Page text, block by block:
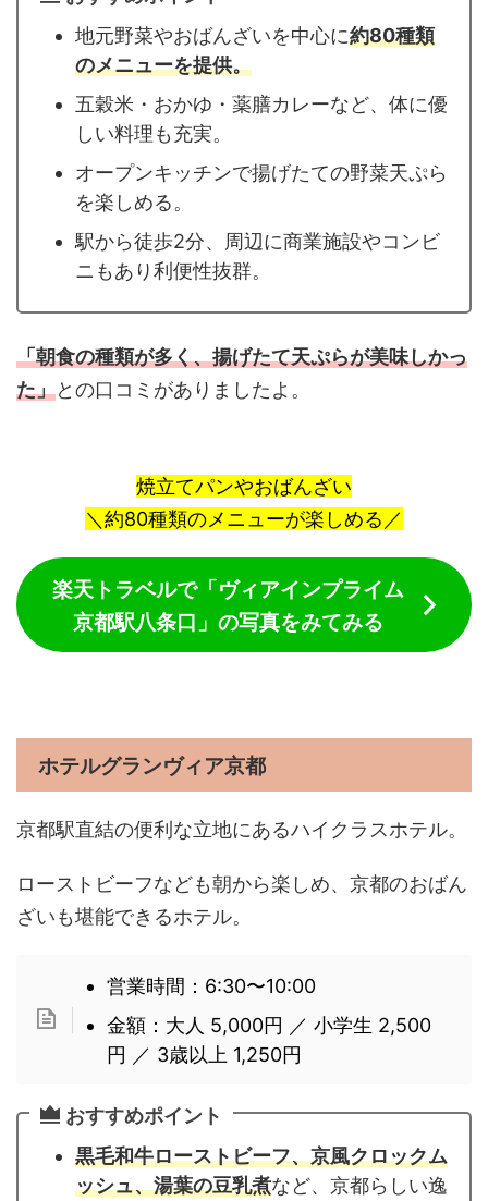
地元野菜やおばんざいを中心に約80種類
のメニューを提供。
五穀米・おかゆ・薬膳カレーなど、体に優
しい料理も充実。
オープンキッチンで揚げたての野菜天ぷら
を楽しめる。
駅から徒歩2分、周辺に商業施設やコンビ
ニもあり利便性抜群。
「朝食の種類が多く、揚げたて天ぷらが美味しかっ
た」との口コミがありましたよ。
焼立てパンやおばんざい
＼約80種類のメニューが楽しめる／
楽天トラベルで「ヴィアインプライム
京都駅八条口」の写真をみてみる
ホテルグランヴィア京都
京都駅直結の便利な立地にあるハイクラスホテル。
ローストビーフなども朝から楽しめ、京都のおばん
ざいも堪能できるホテル。
営業時間：6:30〜10:00
金額：大人 5,000円 ／ 小学生 2,500
円 ／ 3歳以上 1,250円
おすすめポイント
黒毛和牛ローストビーフ、京風クロックム
ッシュ、湯葉の豆乳煮など、京都らしい逸